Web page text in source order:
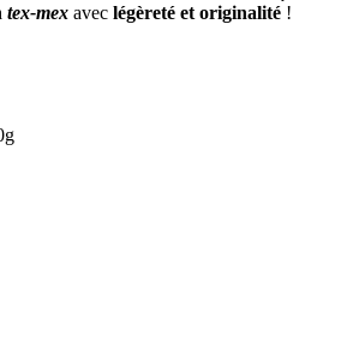
tex-mex avec légèreté et originalité !